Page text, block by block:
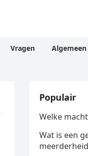
Vragen Algemeen
Populair
Welke
Wat is een